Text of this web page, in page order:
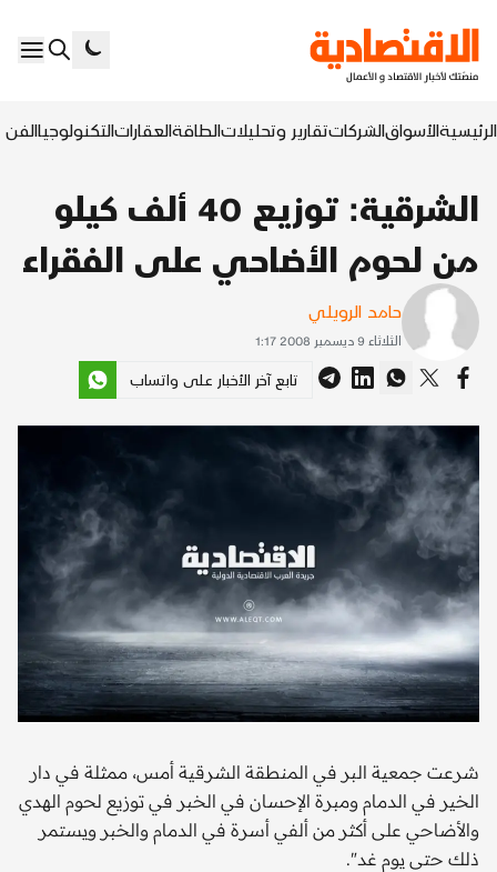
الرئيسيةالأسواقالشركاتتقارير وتحليلاتالطاقةالعقاراتالتكنولوجياالفن
الشرقية: توزيع 40 ألف كيلو
من لحوم الأضاحي على الفقراء
حامد الرويلي
الثلاثاء 9 ديسمبر 2008 1:17
تابع آخر الأخبار على واتساب
شرعت جمعية البر في المنطقة الشرقية أمس، ممثلة في دار
الخير في الدمام ومبرة الإحسان في الخبر في توزيع لحوم الهدي
والأضاحي على أكثر من ألفي أسرة في الدمام والخبر ويستمر
ذلك حتى يوم غد".